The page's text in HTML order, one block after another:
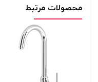
محصولات مرتبط